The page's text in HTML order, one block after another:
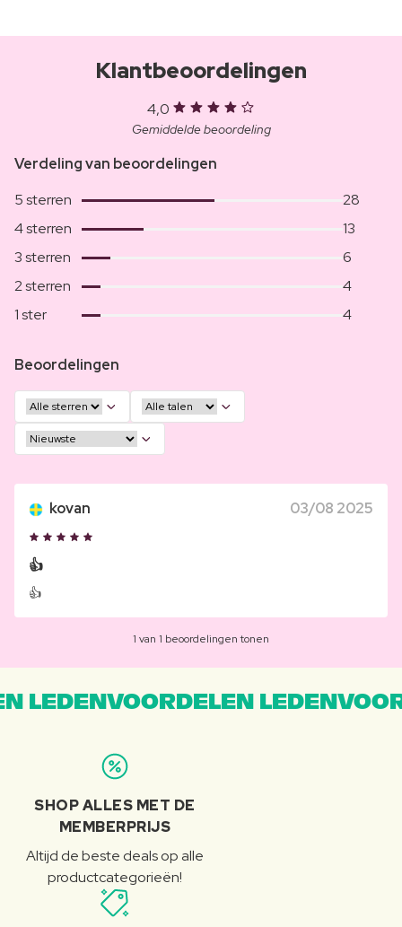
Klantbeoordelingen
4,0
Gemiddelde beoordeling
Verdeling van beoordelingen
5 sterren
28
4 sterren
13
3 sterren
6
2 sterren
4
1 ster
4
Beoordelingen
kovan 03/08 2025
👍
👍
1 van 1 beoordelingen tonen
LEDENVOORDELEN
SHOP ALLES MET DE
MEMBERPRIJS
Altijd de beste deals op alle
productcategorieën!